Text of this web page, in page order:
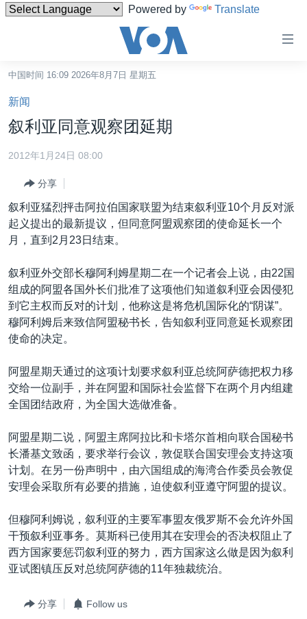
Powered by Translate
碍
链
接
跳
转
航
跳
转
索
港澳
国际
最新国际新闻
中东
欧洲
非洲
全球议题
分类新闻
人权·法律·宗教
科教·文娱·体健
军事
环境
热点专题
白宫要闻
国会报道
美国建国250周年
埃博拉疫情
美国之音专访
重要讲话与声明
台海两岸关系
关注西藏
关注新疆
VOA视频
VOA今日焦点
关注我们
其他语言网站
中国时间 16:09 2026年8月7日 星期五
新闻
叙利亚同意观察团延期
2012年1月24日 08:00
分享
叙利亚猛烈抨击阿拉伯国家联盟为结束叙利亚10个月反对派
起义提出的最新提议，但同意阿盟观察团的使命延长一个
月，直到2月23日结束。
叙利亚外交部长穆阿利姆星期二在一个记者会上说，由22国
组成的阿盟各国外长们批准了这项他们知道叙利亚会因侵犯
到它主权而反对的计划，他称这是将危机国际化的“阴谋”。
穆阿利姆后来致信阿盟秘书长，告知叙利亚同意延长观察团
使命的决定。
阿盟星期天通过的这项计划要求叙利亚总统阿萨德把权力移
交给一位副手，并在阿盟和国际社会监督下在两个月内组建
全国团结政府，为全国大选做准备。
阿盟星期二说，阿盟主席阿拉比和卡塔尔首相向联合国秘书
长潘基文致函，要求举行会议，敦促联合国安理会支持这项
计划。在另一份声明中，由六国组成的海湾合作委员会敦促
安理会采取所有必要的措施，迫使叙利亚遵守阿盟的提议。
但穆阿利姆说，叙利亚的主要军事盟友俄罗斯不会允许外国
干预叙利亚事务。莫斯科已使用其在安理会的否决权阻止了
西方国家要惩罚叙利亚的努力，西方国家这么做是因为叙利
亚试图镇压反对总统阿萨德的11年独裁统治。
分享 Follow us